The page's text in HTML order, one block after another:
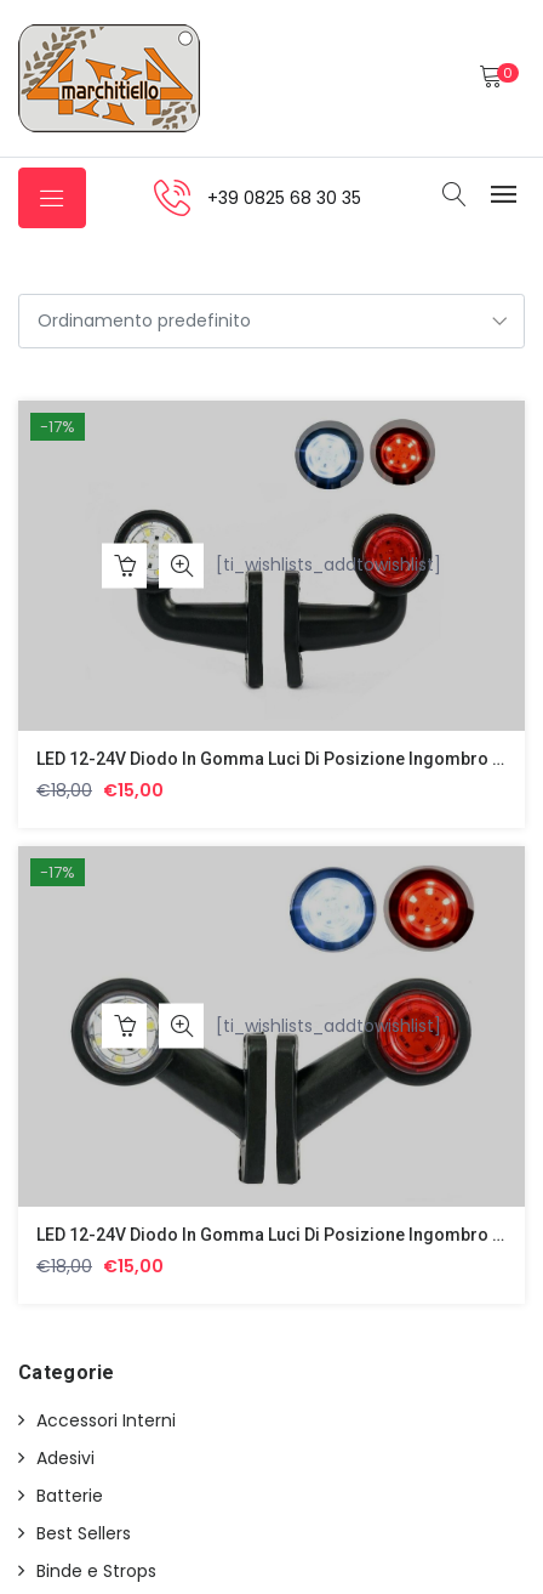
0
+39 0825 68 30 35
-17%
[ti_wishlists_addtowishlist]
LED 12-24V Diodo In Gomma Luci Di Posizione Ingombro Laterali Effetto Neon
€18,00 Il
originale
€15,00
attuale
-17%
[ti_wishlists_addtowishlist]
LED 12-24V Diodo In Gomma Luci Di Posizione Ingombro Laterali Effetto Neon
€18,00 Il
€18,00.
€15,00
Categorie
Accessori Interni
Adesivi
Batterie
Best Sellers
Binde e Strops